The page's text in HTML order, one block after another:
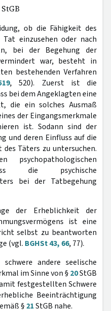
StGB
ob die Fähigkeit des
einzusehen oder nach
bei der Begehung der
war, besteht in
bestehenden Verfahren
, 520). Zuerst ist die
bei dem Angeklagten eine
die ein solches Ausmaß
der Eingangsmerkmale
ist. Sodann sind der
und deren Einfluss auf die
Täters zu untersuchen.
psychopathologischen
die psychische
bei der Tatbegehung
der Erheblichkeit der
ist eine
selbst zu beantworten
(vgl. BGHSt 43, 66, 77).
andere seelische
im Sinne von § 20StGB
festgestellten Schwere
Beeinträchtigung
§ 21StGB nahe.